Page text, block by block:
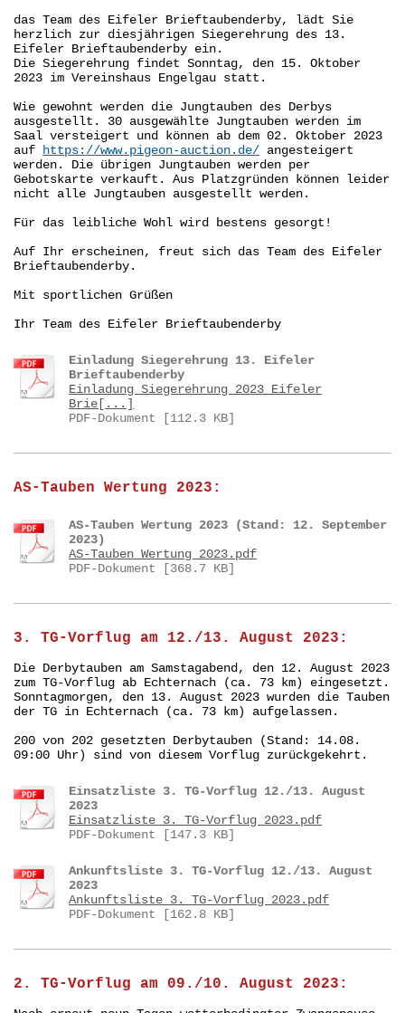
das Team des Eifeler Brieftaubenderby, lädt Sie
herzlich zur diesjährigen Siegerehrung des 13.
Eifeler Brieftaubenderby ein.
Die Siegerehrung findet Sonntag, den 15. Oktober
2023 im Vereinshaus Engelgau statt.
Wie gewohnt werden die Jungtauben des Derbys
ausgestellt. 30 ausgewählte Jungtauben werden im
Saal versteigert und können ab dem 02. Oktober 2023
auf
https://www.pigeon-auction.de/ angesteigert
werden. Die übrigen Jungtauben werden per
Gebotskarte verkauft. Aus Platzgründen können leider
nicht alle Jungtauben ausgestellt werden.
Für das leibliche Wohl wird bestens gesorgt!
Auf Ihr erscheinen, freut sich das Team des Eifeler
Brieftaubenderby.
Mit sportlichen Grüßen
Ihr Team des Eifeler Brieftaubenderby
Einladung Siegerehrung 13. Eifeler
Brieftaubenderby
Einladung Siegerehrung 2023 Eifeler
Brie[...]
PDF-Dokument [112.3 KB]
AS-Tauben Wertung 2023:
AS-Tauben Wertung 2023 (Stand: 12. September
2023)
AS-Tauben Wertung 2023.pdf
PDF-Dokument [368.7 KB]
3. TG-Vorflug am 12./13. August 2023:
Die Derbytauben am Samstagabend, den 12. August 2023
zum TG-Vorflug ab Echternach (ca. 73 km) eingesetzt.
Sonntagmorgen, den 13. August 2023 wurden die Tauben
der TG in Echternach (ca. 73 km) aufgelassen.
200 von 202 gesetzten Derbytauben (Stand: 14.08.
09:00 Uhr) sind von diesem Vorflug zurückgekehrt.
Einsatzliste 3. TG-Vorflug 12./13. August
2023
Einsatzliste 3. TG-Vorflug 2023.pdf
PDF-Dokument [147.3 KB]
Ankunftsliste 3. TG-Vorflug 12./13. August
2023
Ankunftsliste 3. TG-Vorflug 2023.pdf
PDF-Dokument [162.8 KB]
2. TG-Vorflug am 09./10. August 2023: